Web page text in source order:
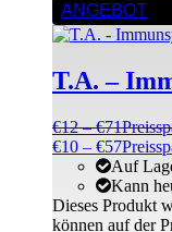
ANGEBOT
T.A. –
€12 –€71
€10 – €57
Auf
Kann
Dieses Produkt
können auf der